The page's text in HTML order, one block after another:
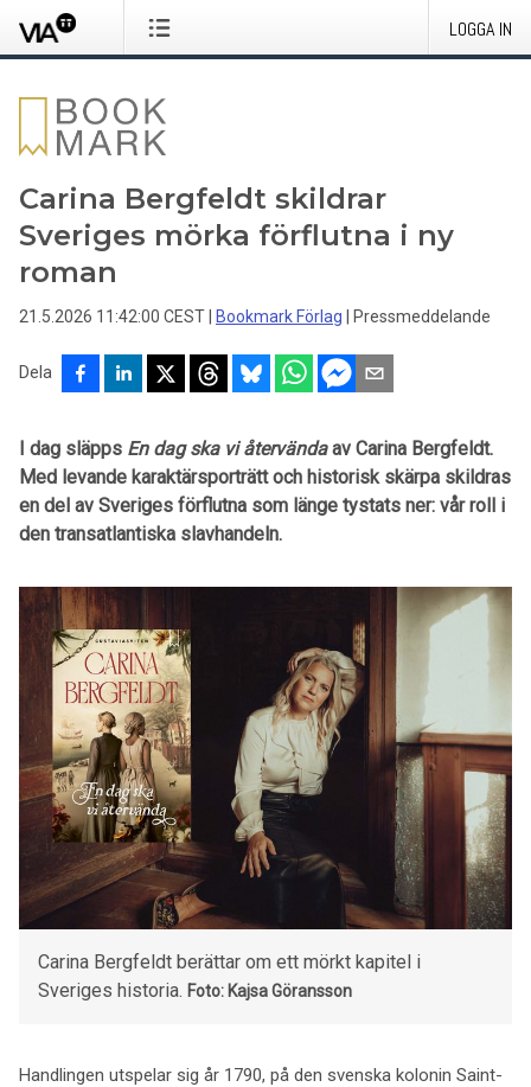
LOGGA IN
Carina Bergfeldt skildrar
Sveriges mörka förflutna i ny
roman
21.5.2026 11:42:00 CEST Bookmark Förlag Pressmeddelande
Dela
I dag släpps En dag ska vi återvändaav Carina Bergfeldt.
Med levande karaktärsporträtt och historisk skärpa skildras
en del av Sveriges förflutna som länge tystats ner: vår roll i
den transatlantiska slavhandeln.
Carina Bergfeldt berättar om ett mörkt kapitel i
Sveriges historia. Foto: Kajsa Göransson
Handlingen utspelar sig år 1790, på den svenska kolonin Saint-